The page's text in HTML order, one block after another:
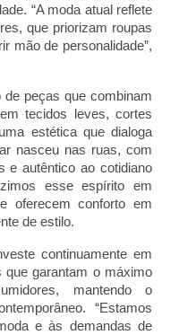
“A moda atual reflete
que priorizam roupas
mão de personalidade”,
peças que combinam
tecidos leves, cortes
estética que dialoga
nasceu nas ruas, com
e autêntico ao cotidiano
esse espírito em
oferecem conforto em
de estilo.
continuamente em
que garantam o máximo
mantendo o
“Estamos
e às demandas de